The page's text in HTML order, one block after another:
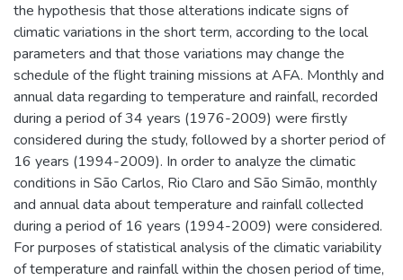
the hypothesis that those alterations indicate signs of
climatic variations in the short term, according to the local
parameters and that those variations may change the
schedule of the flight training missions at AFA. Monthly and
annual data regarding to temperature and rainfall, recorded
during a period of 34 years (1976-2009) were firstly
considered during the study, followed by a shorter period of
16 years (1994-2009). In order to analyze the climatic
conditions in São Carlos, Rio Claro and São Simão, monthly
and annual data about temperature and rainfall collected
during a period of 16 years (1994-2009) were considered.
For purposes of statistical analysis of the climatic variability
of temperature and rainfall within the chosen period of time,